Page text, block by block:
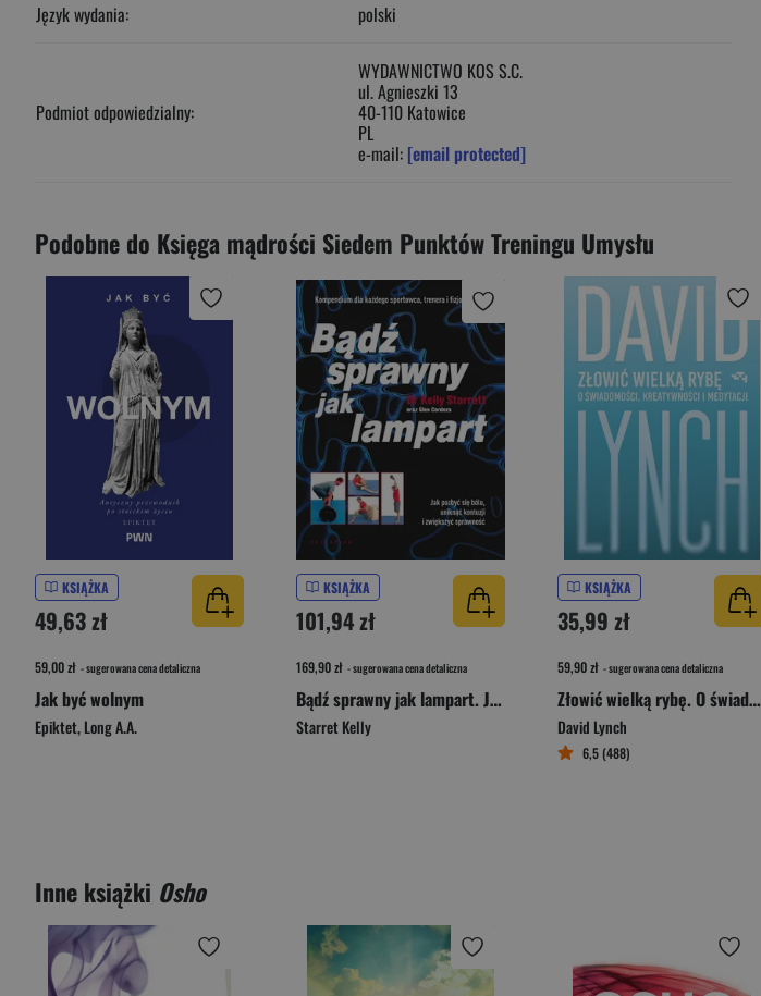
Język wydania: polski
Podmiot odpowiedzialny:
WYDAWNICTWO KOS S.C.
ul. Agnieszki 13
40-110 Katowice
PL
e-mail: [email protected]
Podobne do Księga mądrości Siedem Punktów Treningu Umysłu
KSIĄŻKA
49,63 zł
59,00 zł - sugerowana cena detaliczna
Jak być wolnym
Epiktet,Long A.A.
KSIĄŻKA
101,94 zł
169,90 zł - sugerowana cena detaliczna
Bądź sprawny jak lampart. Jak pozbyć się bólu, uniknąć kontuzji i zwiększyć sprawność
Starret Kelly
KSIĄŻKA
35,99 zł
59,90 zł - sugerowana cena detaliczna
Złowić wielką rybę. O świadomości, kreatywności i medytacji
David Lynch
6,5 (488)
Inne książki Osho